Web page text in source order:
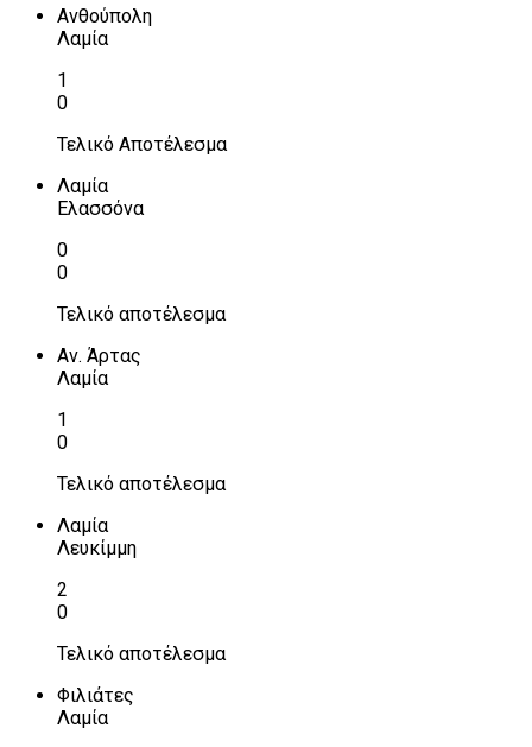
Ανθούπολη
Λαμία
1
0
Τελικό Αποτέλεσμα
Λαμία
Ελασσόνα
0
0
Τελικό αποτέλεσμα
Αν. Άρτας
Λαμία
1
0
Τελικό αποτέλεσμα
Λαμία
Λευκίμμη
2
0
Τελικό αποτέλεσμα
Φιλιάτες
Λαμία